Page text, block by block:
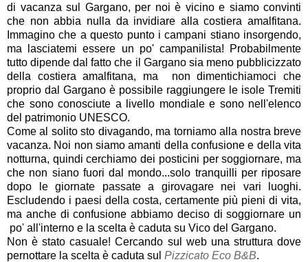
di vacanza sul Gargano, per noi è vicino e siamo convinti
che non abbia nulla da invidiare alla costiera amalfitana.
Immagino che a questo punto i campani stiano insorgendo,
ma lasciatemi essere un po' campanilista! Probabilmente
tutto dipende dal fatto che il Gargano sia meno pubblicizzato
della costiera amalfitana, ma non dimentichiamoci che
proprio dal Gargano è possibile raggiungere le isole Tremiti
che sono conosciute a livello mondiale e sono nell'elenco
del patrimonio UNESCO.
Come al solito sto divagando, ma torniamo alla nostra breve
vacanza. Noi non siamo amanti della confusione e della vita
notturna, quindi cerchiamo dei posticini per soggiornare, ma
che non siano fuori dal mondo...solo tranquilli per riposare
dopo le giornate passate a girovagare nei vari luoghi.
Escludendo i paesi della costa, certamente più pieni di vita,
ma anche di confusione abbiamo deciso di soggiornare un
po' all'interno e la scelta è caduta su Vico del Gargano.
Non è stato casuale! Cercando sul web una struttura dove
pernottare la scelta è caduta sul Pizzicato Eco B&B.